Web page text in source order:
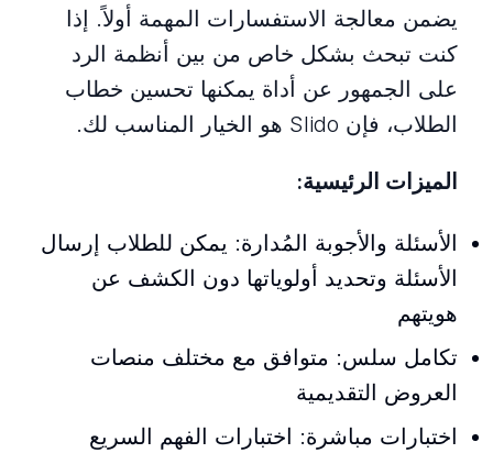
يضمن معالجة الاستفسارات المهمة أولاً. إذا
كنت تبحث بشكل خاص من بين أنظمة الرد
على الجمهور عن أداة يمكنها تحسين خطاب
الطلاب، فإن Slido هو الخيار المناسب لك.
الميزات الرئيسية:
الأسئلة والأجوبة المُدارة: يمكن للطلاب إرسال
الأسئلة وتحديد أولوياتها دون الكشف عن
هويتهم
تكامل سلس: متوافق مع مختلف منصات
العروض التقديمية
اختبارات مباشرة: اختبارات الفهم السريع